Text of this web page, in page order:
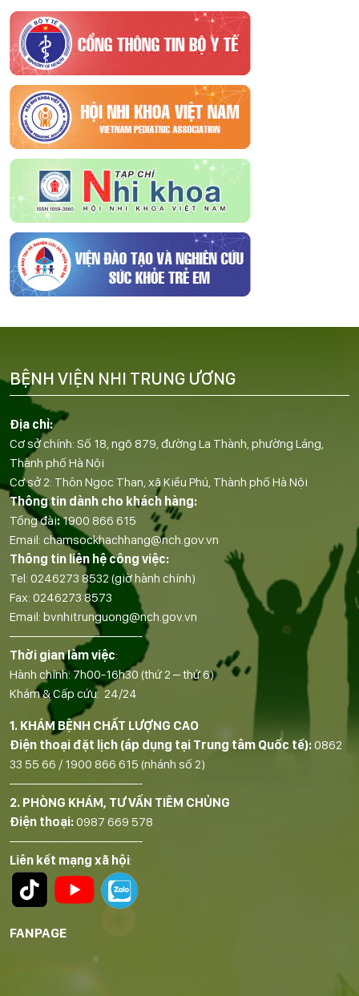
Địa chỉ:
Cơ sở chính: Số 18, ngõ 879, đường La Thành, phường Láng,
Thành phố Hà Nội
Cơ sở 2: Thôn Ngọc Than, xã Kiều Phú, Thành phố Hà Nội
Thông tin dành cho khách hàng:
Tổng đài:1900 866 615
Email: chamsockhachhang@nch.gov.vn
Thông tin liên hệ công việc:
Tel: 0246273 8532 (giờ hành chính)
Fax: 0246273 8573
Email: bvnhitrunguong@nch.gov.vn
——————————-
Thời gian làm việc:
Hành chính: 7h00-16h30 (thứ 2 – thứ 6)
Khám & Cấp cứu: 24/24
1. KHÁM BỆNH CHẤT LƯỢNG CAO
Điện thoại đặt lịch (áp dụng tại Trung tâm Quốc tế):0862
33 55 66 / 1900 866 615 (nhánh số 2)
——————————-
2. PHÒNG KHÁM, TƯ VẤN TIÊM CHỦNG
Điện thoại:0987 669 578
——————————-
Liên kết mạng xã hội:
FANPAGE
BỆNH VIỆN NHI TRUNG ƯƠNG